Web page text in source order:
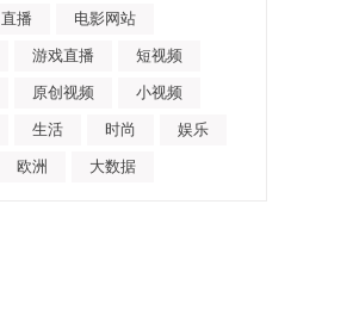
直播 电影网站
游戏直播 短视频
原创视频 小视频
生活 时尚 娱乐
欧洲 大数据